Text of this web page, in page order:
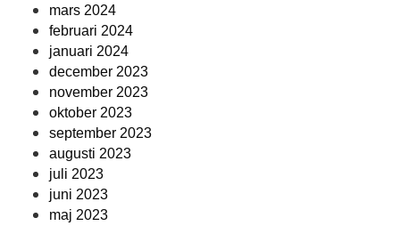
mars 2024
februari 2024
januari 2024
december 2023
november 2023
oktober 2023
september 2023
augusti 2023
juli 2023
juni 2023
maj 2023